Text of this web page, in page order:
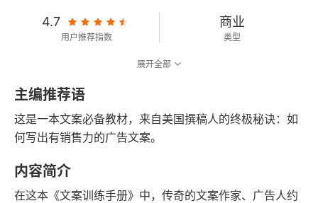
4.7
用户推荐指数
商业
类型
196千字
字数
2011-09-01
发行日期
展开全部
主编推荐语
这是一本文案必备教材，来自美国撰稿人的终极秘诀：如
何写出有销售力的广告文案。
内容简介
在这本《文案训练手册》中，传奇的文案作家、广告人约